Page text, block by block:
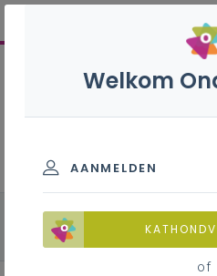
alle onderdelen
Chemie
Welkom
AANMELDEN
of